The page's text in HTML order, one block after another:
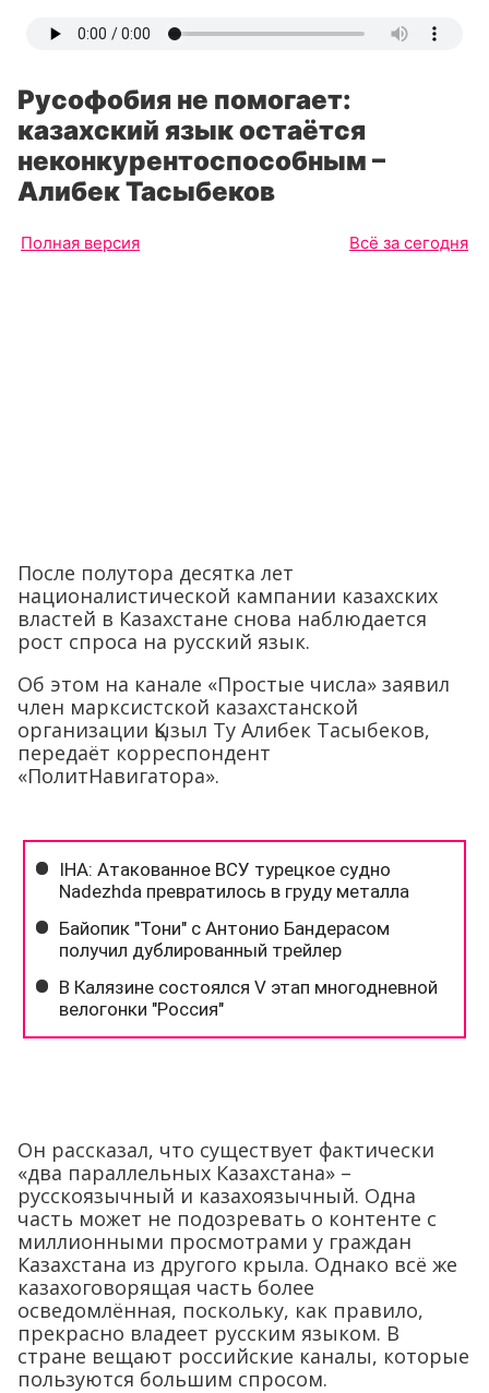
Русофобия не помогает:
казахский язык остаётся
неконкурентоспособным –
Алибек Тасыбеков
Полная версия Всё за сегодня
После полутора десятка лет
националистической кампании казахских
властей в Казахстане снова наблюдается
рост спроса на русский язык.
Об этом на канале «Простые числа» заявил
член марксистской казахстанской
организации Қызыл Ту Алибек Тасыбеков,
передаёт корреспондент
«ПолитНавигатора».
Он рассказал, что существует фактически
«два параллельных Казахстана» –
русскоязычный и казахоязычный. Одна
часть может не подозревать о контенте с
миллионными просмотрами у граждан
Казахстана из другого крыла. Однако всё же
казахоговорящая часть более
осведомлённая, поскольку, как правило,
прекрасно владеет русским языком. В
стране вещают российские каналы, которые
пользуются большим спросом.